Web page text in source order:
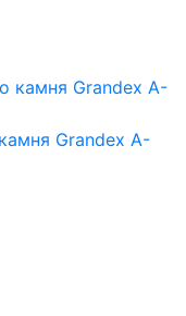
Grandex A-